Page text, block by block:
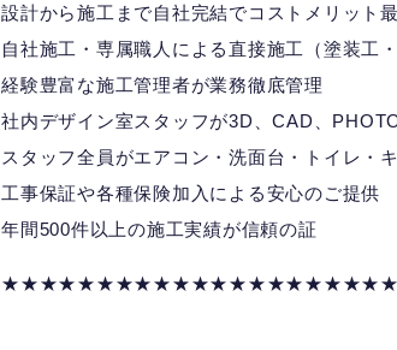
設計から施工まで自社完結でコストメリット
自社施工・専属職人による直接施工（塗装工
経験豊富な施工管理者が業務徹底管理
社内デザイン室スタッフが3D、CAD、
スタッフ全員がエアコン・洗面台・トイレ・
工事保証や各種保険加入による安心のご提供
年間500件以上の施工実績が信頼の証